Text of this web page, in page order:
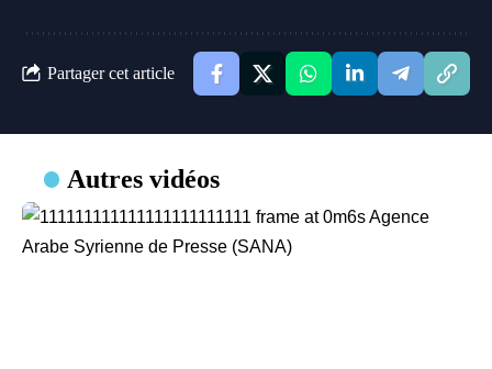
Partager cet article
Autres vidéos